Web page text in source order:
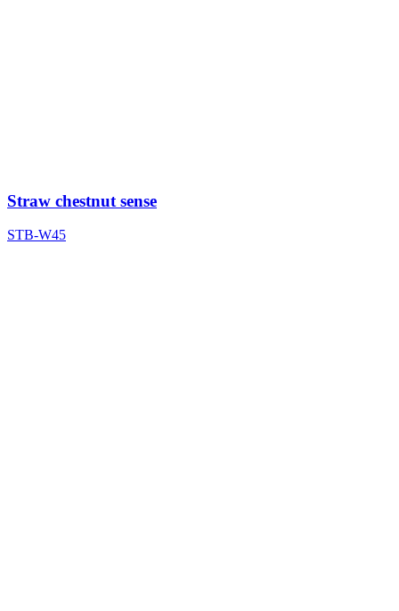
Straw chestnut sense
STB-W45